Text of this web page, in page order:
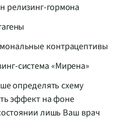
релизинг-гормона
контрацептивы
система«Мирена»
определять схему
эффект на фоне
лишь Ваш врач